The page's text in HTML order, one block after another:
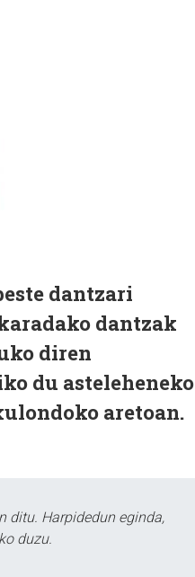
dantzari
dantzak
diren
du asteleheneko
aretoan.
ditu. Harpidedun eginda,
duzu.